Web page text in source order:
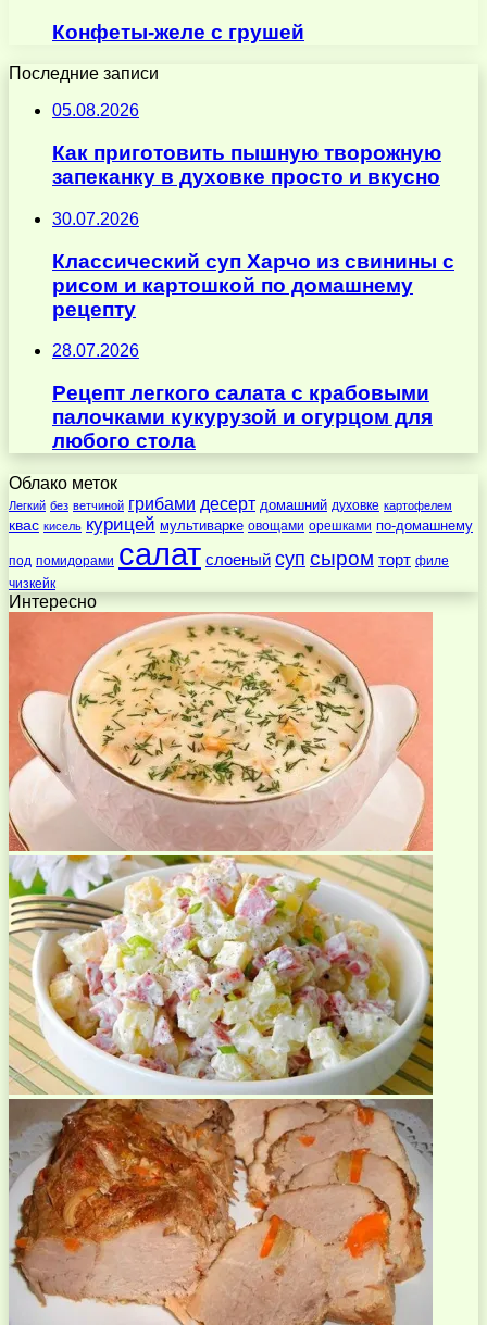
Конфеты-желе с грушей
Последние записи
05.08.2026
Как приготовить пышную творожную
запеканку в духовке просто и вкусно
30.07.2026
Классический суп Харчо из свинины с
рисом и картошкой по домашнему
рецепту
28.07.2026
Рецепт легкого салата с крабовыми
палочками кукурузой и огурцом для
любого стола
Облако меток
Легкий без ветчиной грибами десерт домашний духовке картофелем
квас кисель курицей мультиварке овощами орешками по-домашнему
под помидорами салат слоеный суп сыром торт филе
чизкейк
Интересно